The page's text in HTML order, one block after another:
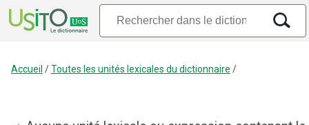
Accueil /Toutes les unités lexicales du dictionnaire /